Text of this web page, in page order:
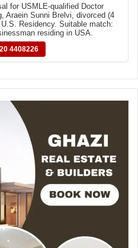
for USMLE-qualified Doctor
Araein Sunni Brelvi, divorced (4
Residency. Suitable match:
residing in USA.
4408226